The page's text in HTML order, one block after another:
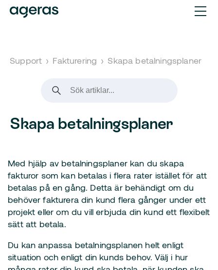
Support › Fakturering › Skapa betalningsplaner
Skapa betalningsplaner
Med hjälp av betalningsplaner kan du skapa
fakturor som kan betalas i flera rater istället för att
betalas på en gång. Detta är behändigt om du
behöver fakturera din kund flera gånger under ett
projekt eller om du vill erbjuda din kund ett flexibelt
sätt att betala.
Du kan anpassa betalningsplanen helt enligt
situation och enligt din kunds behov. Välj i hur